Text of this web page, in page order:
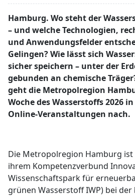
Hamburg. Wo steht der
– und welche Technologien,
und Anwendungsfelder
Gelingen? Wie lässt sich
sicher speichern – unter der
gebunden an chemische
geht die Metropolregion
Woche des Wasserstoffs 2026
Online-Veranstaltungen nach.
Die Metropolregion Hamburg ist
ihrem Kompetenzverbund
Wissenschaftspark für
grünen Wasserstoff IWP) bei